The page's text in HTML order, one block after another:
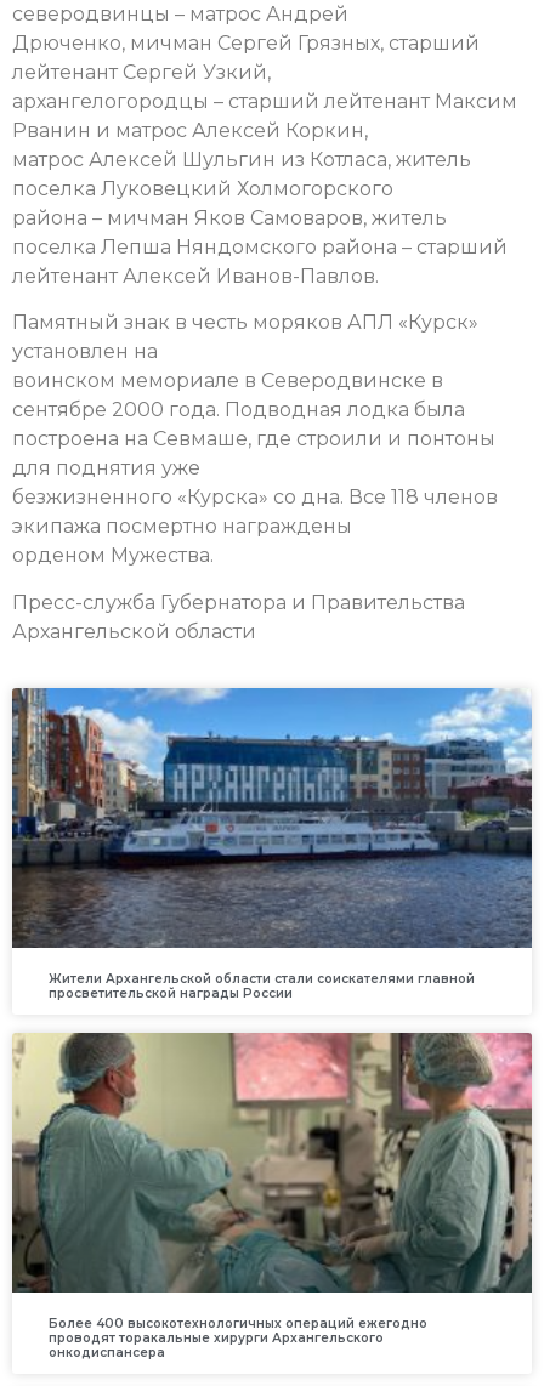
северодвинцы – матрос Андрей
Дрюченко, мичман Сергей Грязных, старший
лейтенант Сергей Узкий,
архангелогородцы – старший лейтенант Максим
Рванин и матрос Алексей Коркин,
матрос Алексей Шульгин из Котласа, житель
поселка Луковецкий Холмогорского
района – мичман Яков Самоваров, житель
поселка Лепша Няндомского района – старший
лейтенант Алексей Иванов-Павлов.
Памятный знак в честь моряков АПЛ «Курск»
установлен на
воинском мемориале в Северодвинске в
сентябре 2000 года. Подводная лодка была
построена на Севмаше, где строили и понтоны
для поднятия уже
безжизненного «Курска» со дна. Все 118 членов
экипажа посмертно награждены
орденом Мужества.
Пресс-служба Губернатора и Правительства
Архангельской области
Жители Архангельской области стали соискателями главной
просветительской награды России
Более 400 высокотехнологичных операций ежегодно
проводят торакальные хирурги Архангельского
онкодиспансера